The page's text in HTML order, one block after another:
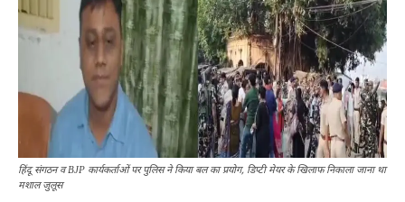
हिंदू संगठन व BJP कार्यकर्ताओं पर पुलिस ने किया बल का प्रयोग, डिप्टी मेयर के खिलाफ निकाला जाना था
मशाल जुलूस